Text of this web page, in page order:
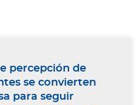
percepción de
se convierten
para seguir